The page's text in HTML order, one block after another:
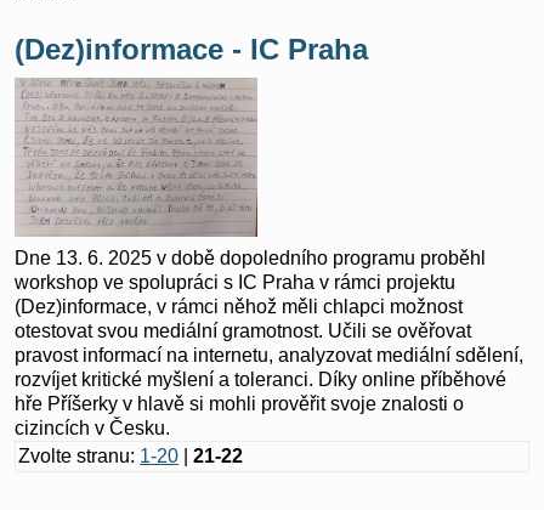
(Dez)informace - IC Praha
Dne 13. 6. 2025 v době dopoledního programu proběhl
workshop ve spolupráci s IC Praha v rámci projektu
(Dez)informace, v rámci něhož měli chlapci možnost
otestovat svou mediální gramotnost. Učili se ověřovat
pravost informací na internetu, analyzovat mediální sdělení,
rozvíjet kritické myšlení a toleranci. Díky online příběhové
hře Příšerky v hlavě si mohli prověřit svoje znalosti o
cizincích v Česku.
Zvolte stranu: 1-20 21-22